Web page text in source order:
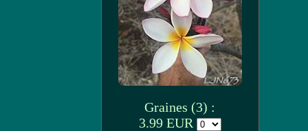
Graines (3) :
3.99 EUR